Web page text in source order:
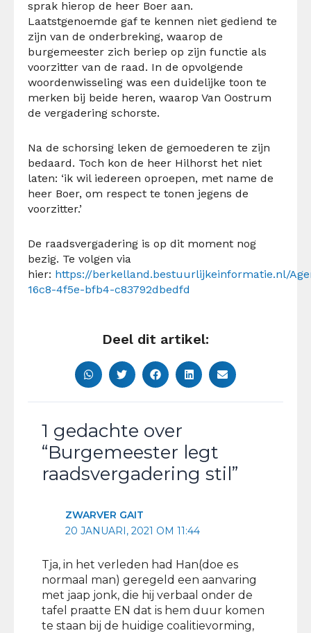
sprak hierop de heer Boer aan.
Laatstgenoemde gaf te kennen niet gediend te
zijn van de onderbreking, waarop de
burgemeester zich beriep op zijn functie als
voorzitter van de raad. In de opvolgende
woordenwisseling was een duidelijke toon te
merken bij beide heren, waarop Van Oostrum
de vergadering schorste.
Na de schorsing leken de gemoederen te zijn
bedaard. Toch kon de heer Hilhorst het niet
laten: ‘ik wil iedereen oproepen, met name de
heer Boer, om respect te tonen jegens de
voorzitter.’
De raadsvergadering is op dit moment nog
bezig. Te volgen via
hier: https://berkelland.bestuurlijkeinformatie.nl/
16c8-4f5e-bfb4-c83792dbedfd
Deel dit artikel:
1 gedachte over
“Burgemeester legt
raadsvergadering stil”
ZWARVER GAIT
20 JANUARI, 2021 OM 11:44
Tja, in het verleden had Han(doe es
normaal man) geregeld een aanvaring
met jaap jonk, die hij verbaal onder de
tafel praatte EN dat is hem duur komen
te staan bij de huidige coalitievorming,